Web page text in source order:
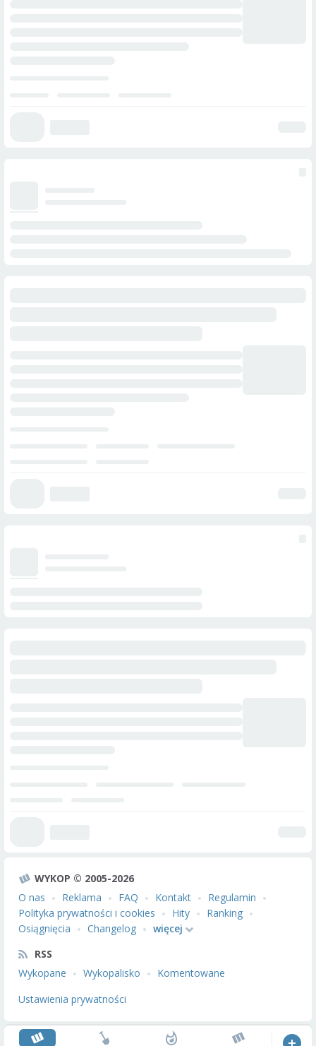
WYKOP © 2005-2026
O nas
Reklama FAQ Kontakt
Regulamin
Polityka prywatności i cookies
Hity
Ranking
Osiągnięcia
Changelog
więcej
RSS
Wykopane
Wykopalisko
Komentowane
Ustawienia prywatności